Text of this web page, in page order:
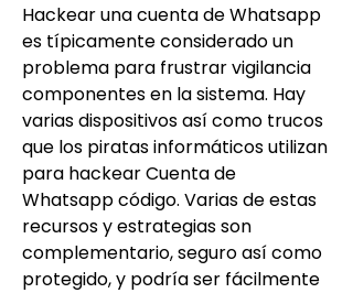
Hackear una cuenta de Whatsapp
es típicamente considerado un
problema para frustrar vigilancia
componentes en la sistema. Hay
varias dispositivos así como trucos
que los piratas informáticos utilizan
para hackear Cuenta de
Whatsapp código. Varias de estas
recursos y estrategias son
complementario, seguro así como
protegido, y podría ser fácilmente